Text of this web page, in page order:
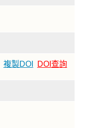
複製DOI DOI查詢